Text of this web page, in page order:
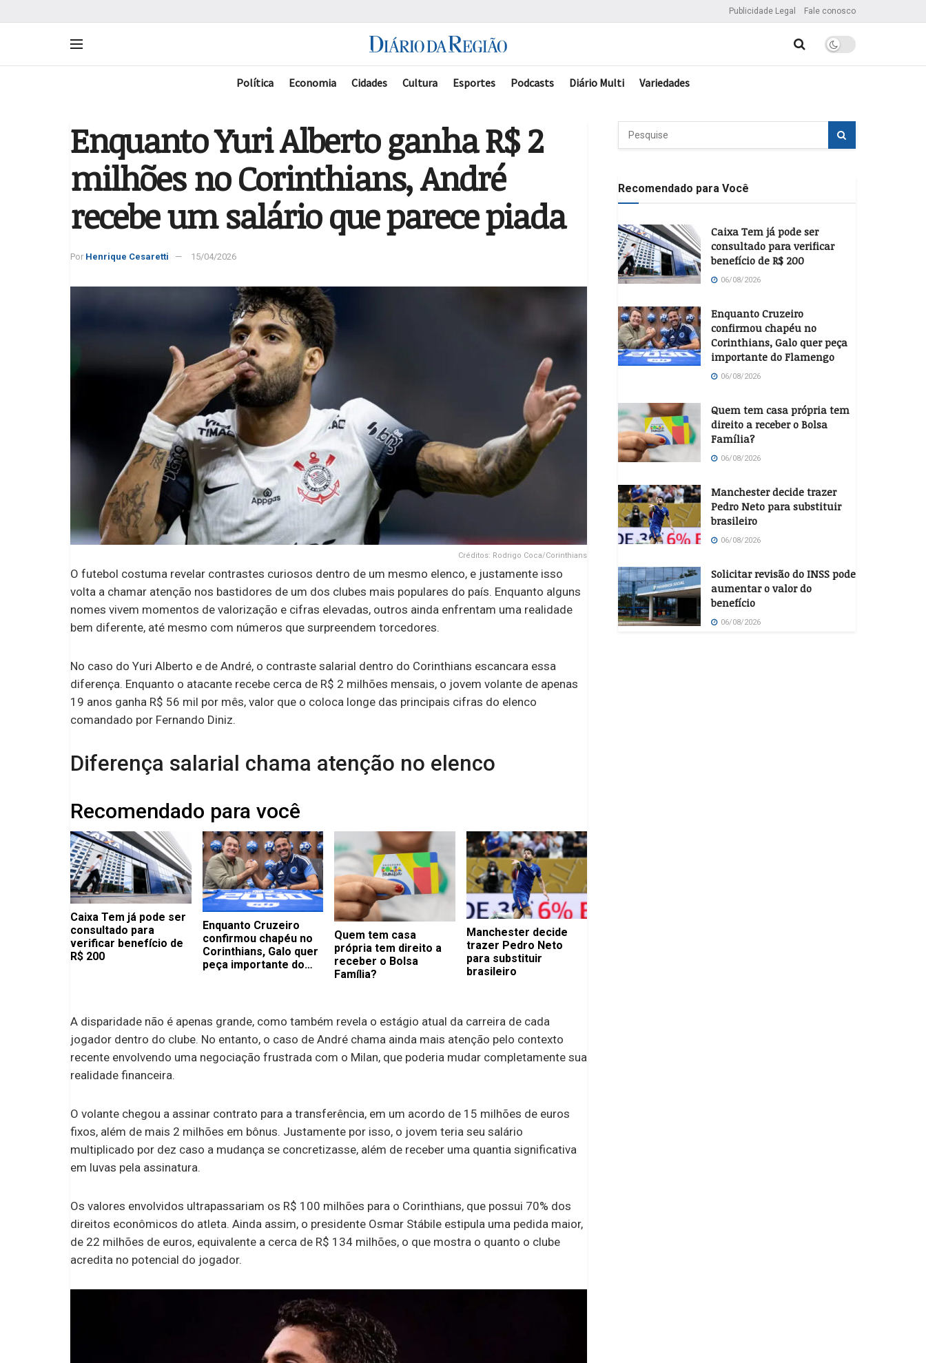
Publicidade Legal Fale conosco
Política Economia Cidades Cultura Esportes Podcasts Diário Multi Variedades
Enquanto Yuri Alberto ganha R$ 2
milhões no Corinthians, André
recebe um salário que parece piada
Por Henrique Cesaretti 15/04/2026
Créditos: Rodrigo Coca/Corinthians
O futebol costuma revelar contrastes curiosos dentro de um mesmo elenco, e justamente isso
volta a chamar atenção nos bastidores de um dos clubes mais populares do país. Enquanto alguns
nomes vivem momentos de valorização e cifras elevadas, outros ainda enfrentam uma realidade
bem diferente, até mesmo com números que surpreendem torcedores.
No caso do Yuri Alberto e de André, o contraste salarial dentro do Corinthians escancara essa
diferença. Enquanto o atacante recebe cerca de R$ 2 milhões mensais, o jovem volante de apenas
19 anos ganha R$ 56 mil por mês, valor que o coloca longe das principais cifras do elenco
comandado por Fernando Diniz.
Diferença salarial chama atenção no elenco
Recomendado para você
Caixa Tem já pode ser
consultado para
verificar benefício de
R$ 200
Enquanto Cruzeiro
confirmou chapéu no
Corinthians, Galo quer
peça importante do
Quem tem casa
própria tem direito a
receber o Bolsa
Família?
Manchester decide
trazer Pedro Neto
para substituir
brasileiro
A disparidade não é apenas grande, como também revela o estágio atual da carreira de cada
jogador dentro do clube. No entanto, o caso de André chama ainda mais atenção pelo contexto
recente envolvendo uma negociação frustrada com o Milan, que poderia mudar completamente sua
realidade financeira.
O volante chegou a assinar contrato para a transferência, em um acordo de 15 milhões de euros
fixos, além de mais 2 milhões em bônus. Justamente por isso, o jovem teria seu salário
multiplicado por dez caso a mudança se concretizasse, além de receber uma quantia significativa
em luvas pela assinatura.
Os valores envolvidos ultrapassariam os R$ 100 milhões para o Corinthians, que possui 70% dos
direitos econômicos do atleta. Ainda assim, o presidente Osmar Stábile estipula uma pedida maior,
de 22 milhões de euros, equivalente a cerca de R$ 134 milhões, o que mostra o quanto o clube
acredita no potencial do jogador.
Recomendado para Você
Caixa Tem já pode ser
consultado para verificar
benefício de R$ 200
06/08/2026
Enquanto Cruzeiro
confirmou chapéu no
Corinthians, Galo quer peça
importante do Flamengo
06/08/2026
Quem tem casa própria tem
direito a receber o Bolsa
Família?
06/08/2026
Manchester decide trazer
Pedro Neto para substituir
brasileiro
06/08/2026
Solicitar revisão do INSS pode
aumentar o valor do
benefício
06/08/2026